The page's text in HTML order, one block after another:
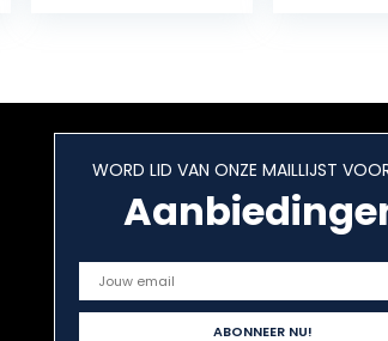
WORD LID VAN ONZE MAILLIJST